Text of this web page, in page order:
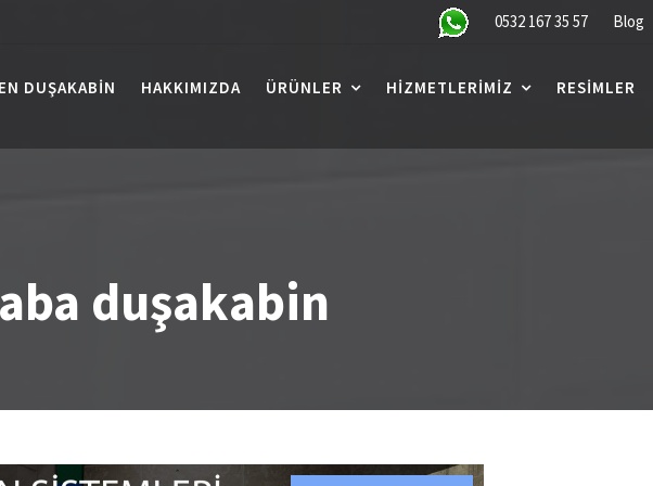
0532 167 35 57 Blog
DUŞAKABIN HAKKIMIZDA ÜRÜNLER HIZMETLERIMIZ RESIMLER
duşakabin